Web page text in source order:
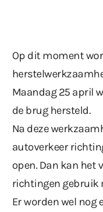
Op dit moment
Maandag 25 april
de brug hersteld.
Na deze
autoverkeer
open. Dan kan het
richtingen gebruik
Er worden wel nog